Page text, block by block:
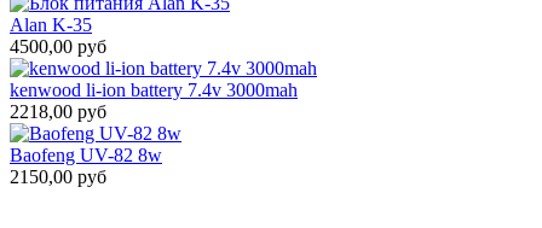
Alan K-35
4500,00 руб
kenwood li-ion battery 7.4v 3000mah
2218,00 руб
Baofeng UV-82 8w
2150,00 руб